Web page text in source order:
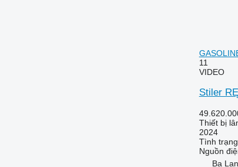
11
VIDEO
Stiler
Thiết bị
2024
Tình trạng
Nguồn
Ba